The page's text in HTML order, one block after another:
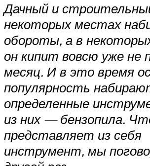
Дачный и
некоторых местах
обороты, а в
он кипит вовсю уже не
месяц. И в это время
популярность
определенные
из них — бензопила.
представляет из себя
инструмент, мы